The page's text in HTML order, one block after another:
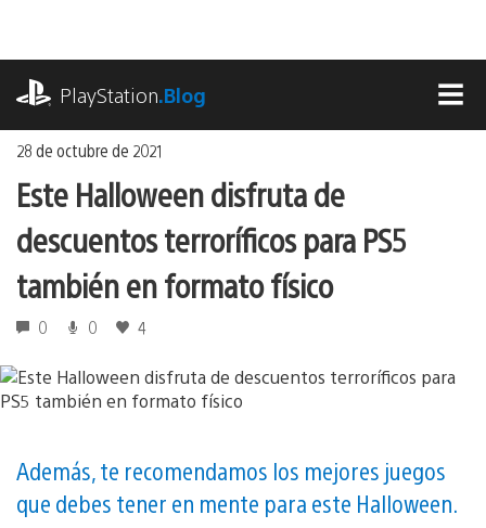
contenido
PlayStation.Blog
28 de octubre de 2021
Este Halloween disfruta de
descuentos terroríficos para PS5
también en formato físico
0 0 4
Además, te recomendamos los mejores juegos
que debes tener en mente para este Halloween.